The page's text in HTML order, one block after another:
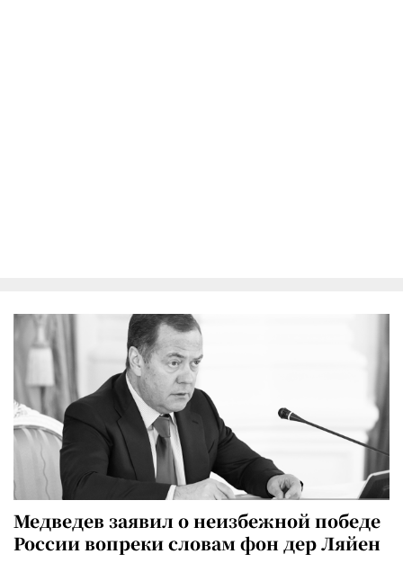
Медведев заявил о неизбежной победе
России вопреки словам фон дер Ляйен